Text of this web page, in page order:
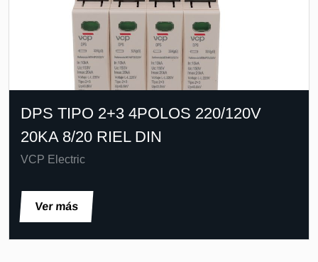
DPS TIPO 2+3 4POLOS 220/120V
20KA 8/20 RIEL DIN
VCP Electric
Ver más